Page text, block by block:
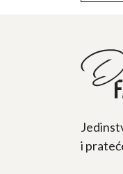
i